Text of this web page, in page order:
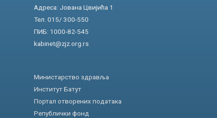
Адреса: Јована Цвијића 1
Тел. 015/ 300-550
ПИБ: 1000-82-545
kabinet@zjz.org.rs
Министарство здравља
Институт Батут
Портал отворених података
Републички фонд